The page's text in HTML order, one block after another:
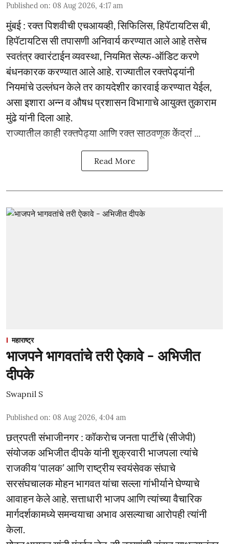
Published on: 08 Aug 2026, 4:17 am
मुंबई : रक्त पिशवीची एचआयव्ही, सिफिलिस, हिपॅटायटिस बी,
हिपॅटायटिस सी तपासणी अनिवार्य करण्यात आले आहे तसेच
स्वतंत्र क्वारंटाईन व्यवस्था, नियमित सेल्फ-ऑडिट करणे
बंधनकारक करण्यात आले आहे. राज्यातील रक्तपेढ्यांनी
नियमांचे उल्लंघन केले तर कायदेशीर कारवाई करण्यात येईल,
असा इशारा अन्न व औषध प्रशासन विभागाचे आयुक्त तुकाराम
मुंढे यांनी दिला आहे.
राज्यातील काही रक्तपेढ्या आणि रक्त साठवणूक केंद्रां ...
Read More
महाराष्ट्र
भाजपने भागवतांचे तरी ऐकावे - अभिजीत
दीपके
Swapnil S
Published on: 08 Aug 2026, 4:04 am
छत्रपती संभाजीनगर : कॉकराेच जनता पार्टीचे (सीजेपी)
संयोजक अभिजीत दीपके यांनी शुक्रवारी भाजपला त्यांचे
राजकीय ‘पालक’ आणि राष्ट्रीय स्वयंसेवक संघाचे
सरसंघचालक मोहन भागवत यांचा सल्ला गांभीर्याने घेण्याचे
आवाहन केले आहे. सत्ताधारी भाजप आणि त्यांच्या वैचारिक
मार्गदर्शकामध्ये समन्वयाचा अभाव असल्याचा आरोपही त्यांनी
केला.